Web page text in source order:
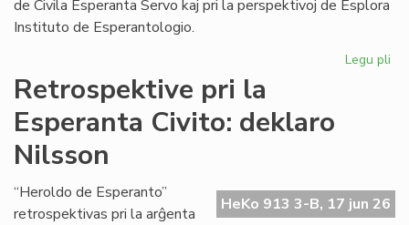
de Civila Esperanta Servo kaj pri la perspektivoj de Esplora
Instituto de Esperantologio.
Legu pli
Retrospektive pri la
Esperanta Civito: deklaro
Nilsson
HeKo 913 3-B, 17 jun 26
“Heroldo de Esperanto”
retrospektivas pri la arĝenta